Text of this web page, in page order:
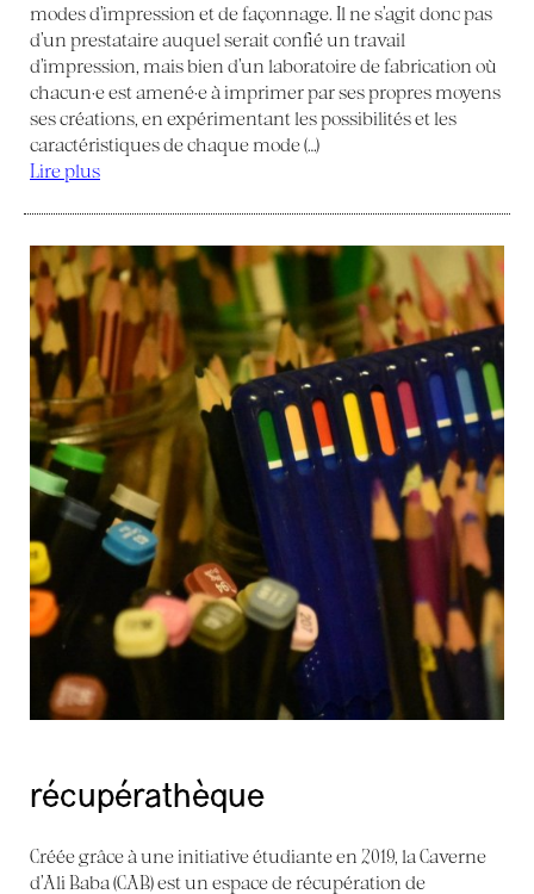
modes d’impression et de façonnage. Il ne s’agit donc pas
d’un prestataire auquel serait confié un travail
d’impression, mais bien d’un laboratoire de fabrication où
chacun·e est amené·e à imprimer par ses propres moyens
ses créations, en expérimentant les possibilités et les
caractéristiques de chaque mode (…)
Lire plus
récupérathèque
Créée grâce à une initiative étudiante en 2019, la Caverne
d’Ali Baba (CAB) est un espace de récupération de